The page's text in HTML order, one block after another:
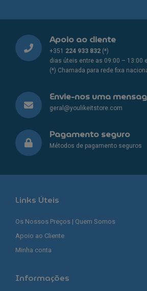
Apoio ao cliente
+351 224 933 832 (*)
dias úteis entre as 09:00 – 13:00
(*) Chamada para rede fixa
Envie-nos uma
geral@youlikeitstore.com
Pagamento seguro
Métodos de pagamento seguros
Links Úteis
Os Nossos Preços | Quem Somos
Apoio ao Cliente
Minha conta
Informações